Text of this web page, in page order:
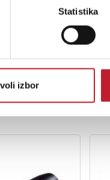
Statistika
izbor